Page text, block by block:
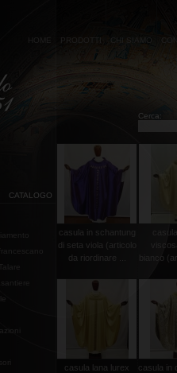
HOME PRODOTTI CHI SIAMO
Cerca:
CATALOGO
casula in schantung
di seta viola (articolo
da riordinare ...
bianco
casula lana lurex
casula in